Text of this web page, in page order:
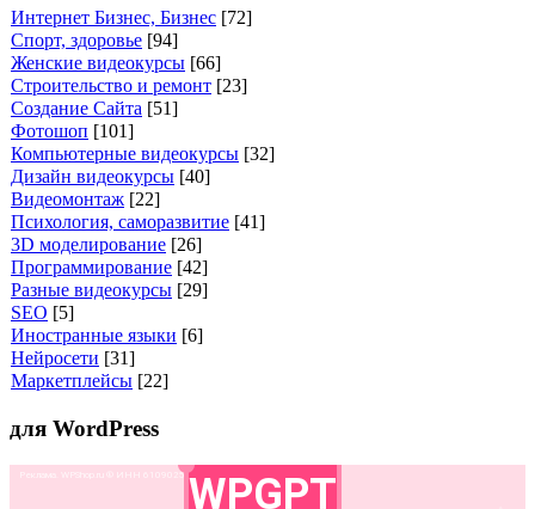
Интернет Бизнес, Бизнес [72]
Спорт, здоровье [94]
Женские видеокурсы [66]
Строительство и ремонт [23]
Создание Сайта [51]
Фотошоп [101]
Компьютерные видеокурсы [32]
Дизайн видеокурсы [40]
Видеомонтаж [22]
Психология, саморазвитие [41]
3D моделирование [26]
Программирование [42]
Разные видеокурсы [29]
SEO [5]
Иностранные языки [6]
Нейросети [31]
Маркетплейсы [22]
для WordPress